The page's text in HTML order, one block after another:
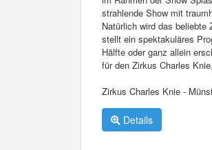
strahlende Show mit
Natürlich wird das
stellt ein spektakuläres
Hälfte oder ganz allein
für den Zirkus Charles
Zirkus Charles Knie -
Details